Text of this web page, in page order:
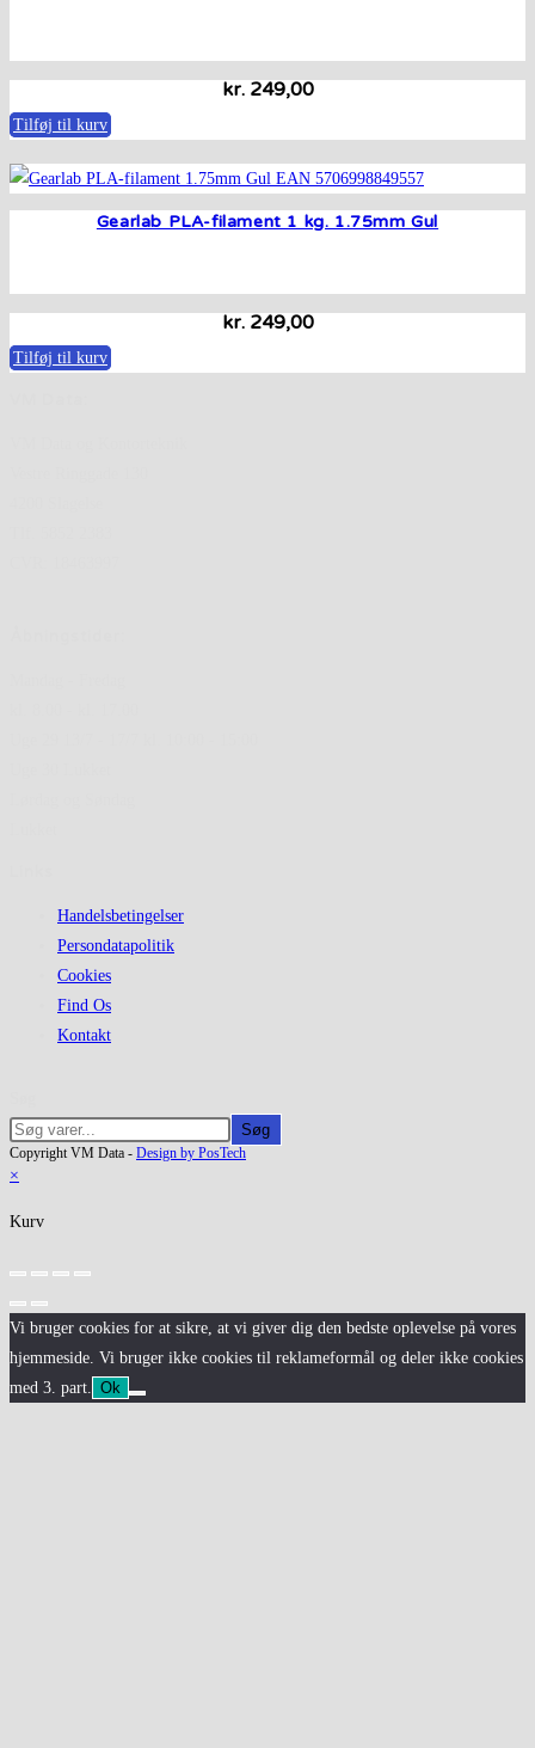
kr.249,00
Tilføj til kurv
Gearlab PLA-filament 1 kg. 1.75mm Gul
kr.249,00
Tilføj til kurv
Handelsbetingelser
Persondatapolitik
Cookies
Find Os
Kontakt
Søg
Copyright VM Data - Design by PosTech
×
Kurv
Vi bruger cookies for at sikre, at vi giver dig den bedste oplevelse på vores
hjemmeside. Vi bruger ikke cookies til reklameformål og deler ikke cookies
med 3. part. Ok